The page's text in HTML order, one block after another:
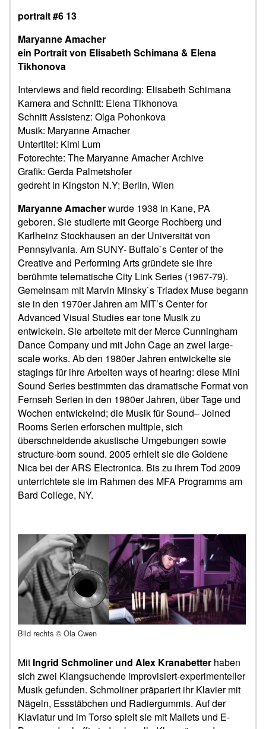
portrait #6 13
Maryanne Amacher
ein Portrait von Elisabeth Schimana & Elena
Tikhonova
Interviews and field recording: Elisabeth Schimana
Kamera and Schnitt: Elena Tikhonova
Schnitt Assistenz: Olga Pohonkova
Musik: Maryanne Amacher
Untertitel: Kimi Lum
Fotorechte: The Maryanne Amacher Archive
Grafik: Gerda Palmetshofer
gedreht in Kingston N.Y; Berlin, Wien
Maryanne Amacherwurde 1938 in Kane, PA
geboren. Sie studierte mit George Rochberg und
Karlheinz Stockhausen an der Universität von
Pennsylvania. Am SUNY- Buffalo`s Center of the
Creative and Performing Arts gründete sie ihre
berühmte telematische City Link Series (1967-79).
Gemeinsam mit Marvin Minsky`s Triadex Muse begann
sie in den 1970er Jahren am MIT’s Center for
Advanced Visual Studies ear tone Musik zu
entwickeln. Sie arbeitete mit der Merce Cunningham
Dance Company und mit John Cage an zwei large-
scale works. Ab den 1980er Jahren entwickelte sie
stagings für ihre Arbeiten ways of hearing: diese Mini
Sound Series bestimmten das dramatische Format von
Fernseh Serien in den 1980er Jahren, über Tage und
Wochen entwickelnd; die Musik für Sound– Joined
Rooms Serien erforschen multiple, sich
überschneidende akustische Umgebungen sowie
structure-born sound. 2005 erhielt sie die Goldene
Nica bei der ARS Electronica. Bis zu ihrem Tod 2009
unterrichtete sie im Rahmen des MFA Programms am
Bard College, NY.
Bild rechts © Ola Cwen
Mit Ingrid Schmoliner und Alex Kranabetter haben
sich zwei Klangsuchende improvisiert-experimenteller
Musik gefunden. Schmoliner präpariert ihr Klavier mit
Nägeln, Essstäbchen und Radiergummis. Auf der
Klaviatur und im Torso spielt sie mit Mallets und E-